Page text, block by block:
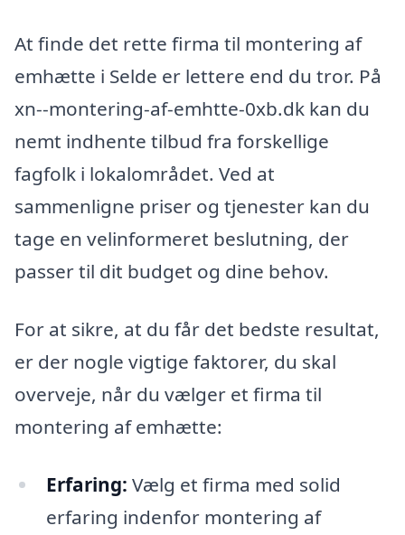
At finde det rette firma til montering af
emhætte i Selde er lettere end du tror. På
xn--montering-af-emhtte-0xb.dk kan du
nemt indhente tilbud fra forskellige
fagfolk i lokalområdet. Ved at
sammenligne priser og tjenester kan du
tage en velinformeret beslutning, der
passer til dit budget og dine behov.
For at sikre, at du får det bedste resultat,
er der nogle vigtige faktorer, du skal
overveje, når du vælger et firma til
montering af emhætte:
Erfaring: Vælg et firma med solid
erfaring indenfor montering af